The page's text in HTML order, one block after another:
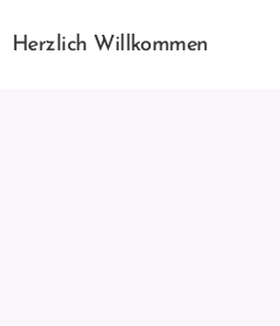
Herzlich Willkommen